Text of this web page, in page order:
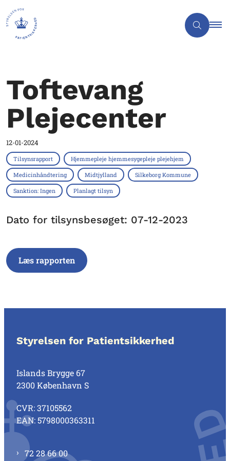
Toftevang
Plejecenter
12-01-2024
Tilsynsrapport Hjemmepleje hjemmesygepleje plejehjem
Medicinhåndtering Midtjylland Silkeborg Kommune
Sanktion: Ingen Planlagt tilsyn
Dato for tilsynsbesøget: 07-12-2023
Læs rapporten
Styrelsen for Patientsikkerhed
Islands Brygge 67
2300 København S
CVR: 37105562
EAN: 5798000363311
72 28 66 00